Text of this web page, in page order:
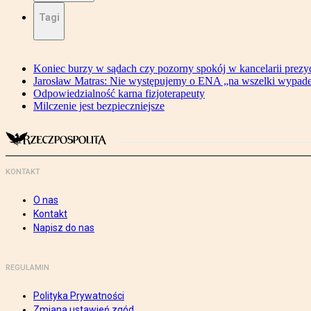
Tagi
Koniec burzy w sądach czy pozorny spokój w kancelarii
Jarosław Matras: Nie występujemy o ENA „na wszelki
Odpowiedzialność karna fizjoterapeuty
Milczenie jest bezpieczniejsze
KONTAKT
O nas
Kontakt
Napisz do nas
REGULAMIN
Polityka Prywatności